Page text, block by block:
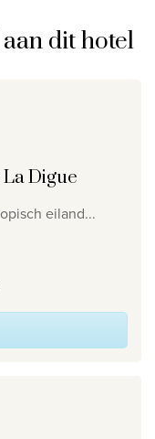
dit hotel
Digue
eiland...